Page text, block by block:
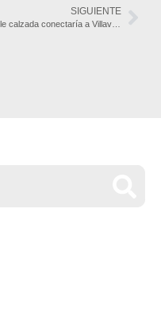
SIGUIENTE
Doble calzada conectaría a Villavicencio con Ciudad Porfía